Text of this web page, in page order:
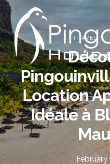
TRAVEL .
Location
Idéale à